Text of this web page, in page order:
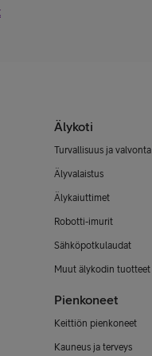
Älykoti
Turvallisuus ja valvonta
Älyvalaistus
Älykaiuttimet
Robotti-imurit
Sähköpotkulaudat
Muut älykodin tuotteet
Pienkoneet
Keittiön pienkoneet
Kauneus ja terveys